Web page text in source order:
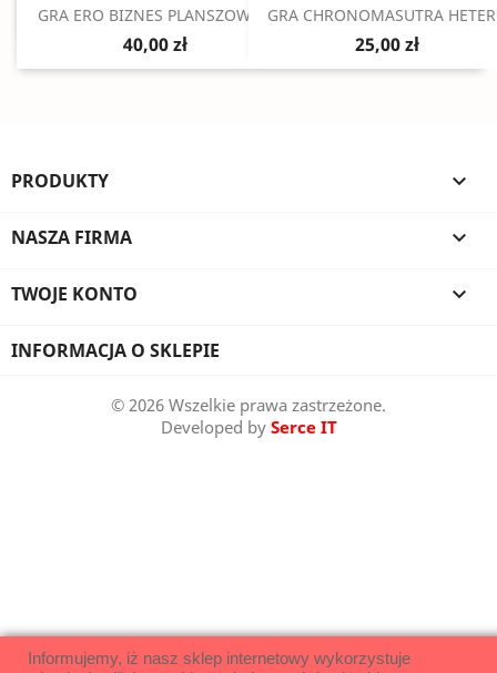
Szybki podgląd
GRA ERO BIZNES PLANSZOWA...
40,00 zł
Szybki podgląd
GRA CHRONOMASUTRA
25,00 zł
PRODUKTY 
NASZA FIRMA 
TWOJE KONTO 
INFORMACJA O SKLEPIE
Informujemy, iż nasz sklep internetowy wykorzystuje
© 2026 Wszelkie prawa zastrzeżone.
Developed by Serce IT